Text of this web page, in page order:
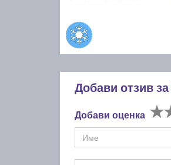
Добави отзив за
Добави оценка